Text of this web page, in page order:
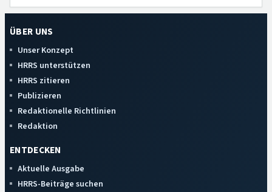
ÜBER UNS
Unser Konzept
HRRS unterstützen
HRRS zitieren
Publizieren
Redaktionelle Richtlinien
Redaktion
ENTDECKEN
Aktuelle Ausgabe
HRRS-Beiträge suchen